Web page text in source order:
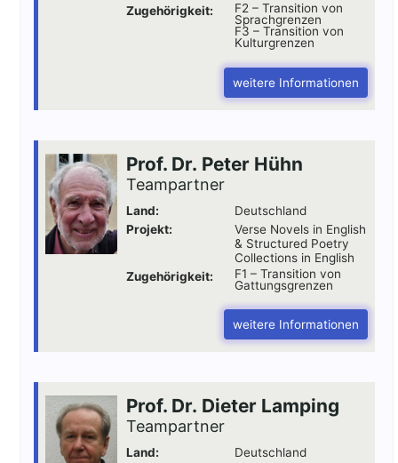
Publikationen
Internationale Zeitschrift für
Kulturkomparatistik
Zugehörigkeit:
F2 – Transition von
Sprachgrenzen
F3 – Transition von
Kulturgrenzen
weitere Informationen
Prof. Dr. Peter Hühn
Teampartner
Land:
Deutschland
Projekt:
Verse Novels in English
& Structured Poetry
Collections in English
Zugehörigkeit:
F1 – Transition von
Gattungsgrenzen
weitere Informationen
Prof. Dr. Dieter Lamping
Teampartner
Land:
Deutschland